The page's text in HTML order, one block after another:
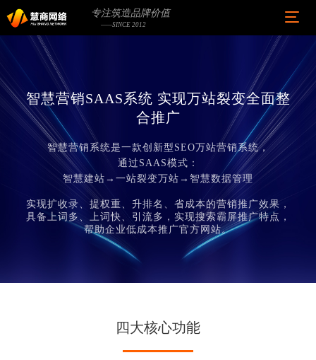
专注筑造品牌价值
——SINCE 2012
智慧营销SAAS系统 实现万站裂变全面整
合推广
智慧营销系统是一款创新型SEO万站营销系统，
通过SAAS模式：
智慧建站→一站裂变万站→智慧数据管理
实现扩收录、提权重、升排名、省成本的营销推广效果，
具备上词多、上词快、引流多，实现搜索霸屏推广特点，
帮助企业低成本推广官方网站。
四大核心功能